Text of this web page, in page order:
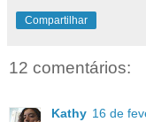
Compartilhar
12 comentários:
Kathy 16 de